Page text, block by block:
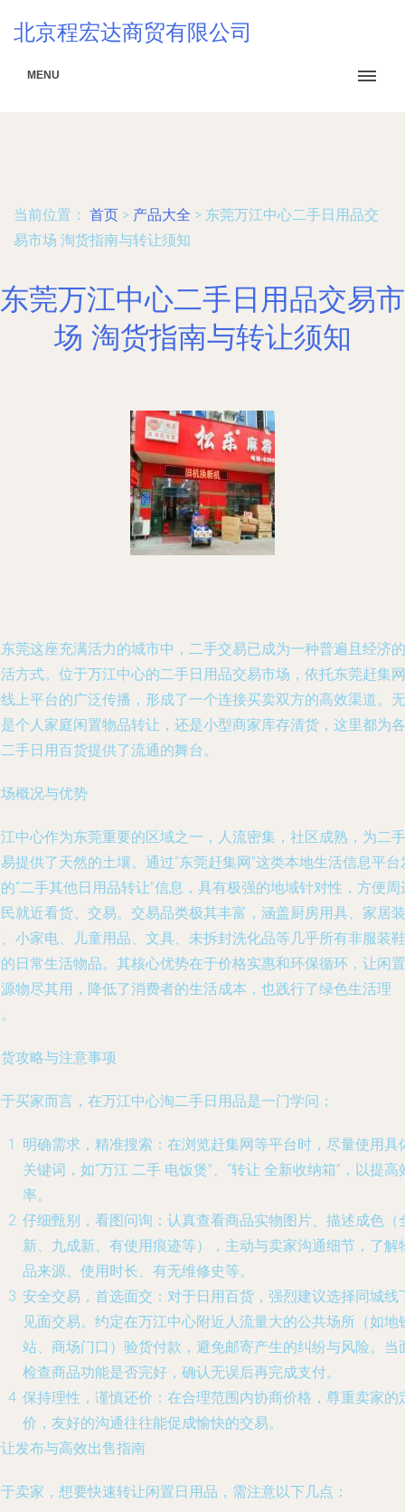
北京程宏达商贸有限公司
MENU
当前位置： 首页 > 产品大全 > 东莞万江中心二手日用品交
易市场 淘货指南与转让须知
东莞万江中心二手日用品交易市
场 淘货指南与转让须知
莞这座充满活力的城市中，二手交易已成为一种普遍且经济的
方式。位于万江中心的二手日用品交易市场，依托东莞赶集网
上平台的广泛传播，形成了一个连接买卖双方的高效渠道。无
个人家庭闲置物品转让，还是小型商家库存清货，这里都为各
手日用百货提供了流通的舞台。
概况与优势
中心作为东莞重要的区域之一，人流密集，社区成熟，为二手
提供了天然的土壤。通过“东莞赶集网”这类本地生活信息平台
“二手其他日用品转让”信息，具有极强的地域针对性，方便周
就近看货、交易。交易品类极其丰富，涵盖厨房用具、家居装
小家电、儿童用品、文具、未拆封洗化品等几乎所有非服装鞋
日常生活物品。其核心优势在于价格实惠和环保循环 ，让闲置
物尽其用，降低了消费者的生活成本，也践行了绿色生活理
攻略与注意事项
买家而言，在万江中心淘二手日用品是一门学问：
明确需求，精准搜索 ：在浏览赶集网等平台时，尽量使用具
关键词，如“万江 二手 电饭煲”、“转让 全新收纳箱”，以提高
率。
仔细甄别，看图问询 ：认真查看商品实物图片、描述成色（
新、九成新、有使用痕迹等），主动与卖家沟通细节，了解
品来源、使用时长、有无维修史等。
安全交易，首选面交 ：对于日用百货，强烈建议选择同城线
见面交易。约定在万江中心附近人流量大的公共场所（如地
站、商场门口）验货付款，避免邮寄产生的纠纷与风险。当
检查商品功能是否完好，确认无误后再完成支付。
保持理性，谨慎还价 ：在合理范围内协商价格，尊重卖家的
价，友好的沟通往往能促成愉快的交易。
发布与高效出售指南
卖家，想要快速转让闲置日用品，需注意以下几点：